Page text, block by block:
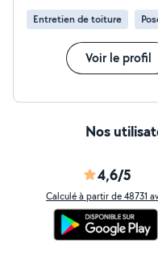
Entretien de toiture
Voir le profil
Nos
4,6/5
Calculé à partir de 48731